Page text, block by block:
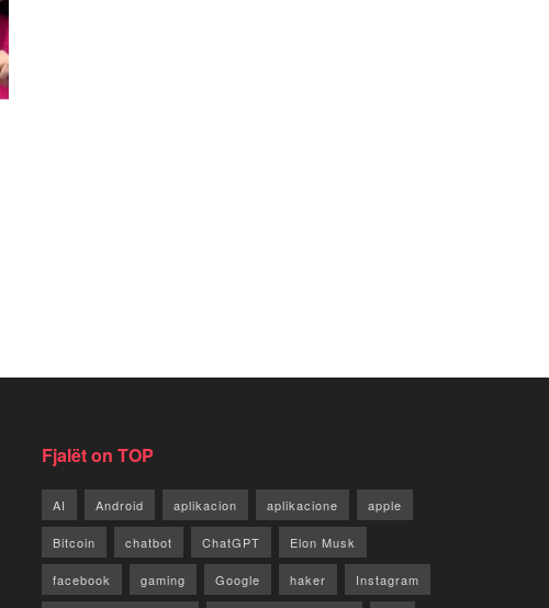
Fjalët on TOP
AI Android aplikacion aplikacione apple
Bitcoin chatbot ChatGPT Elon Musk
facebook gaming Google haker Instagram